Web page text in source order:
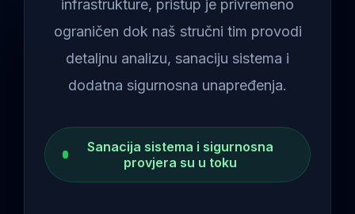
infrastrukture, pristup je privremeno
ograničen dok naš stručni tim provodi
detaljnu analizu, sanaciju sistema i
dodatna sigurnosna unapređenja.
Sanacija sistema i sigurnosna
provjera su u toku